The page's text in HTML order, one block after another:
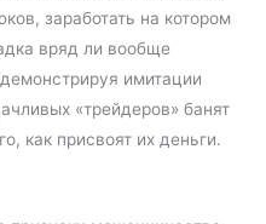
заработать на котором
вряд ли вообще
имитации
«трейдеров» банят
как присвоят их деньги.